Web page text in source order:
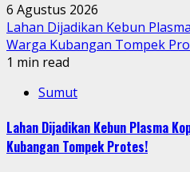
6 Agustus 2026
Lahan Dijadikan Kebun
Warga Kubangan Tompek
1 min read
Sumut
Lahan Dijadikan Kebun Plasma
Kubangan Tompek Protes!